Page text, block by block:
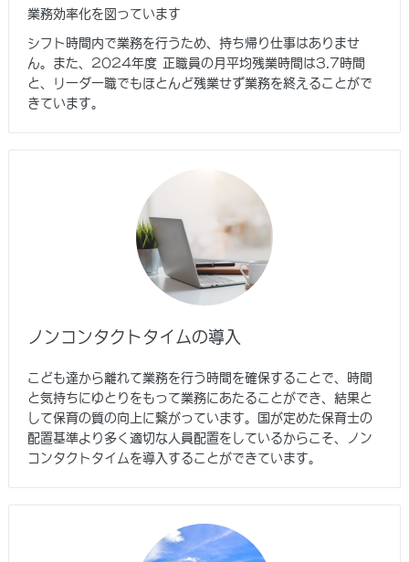
業務効率化を図っています
シフト時間内で業務を行うため、持ち帰り仕事はありませ
ん。また、2024年度 正職員の月平均残業時間は3.7時間
と、リーダー職でもほとんど残業せず業務を終えることがで
きています。
ノンコンタクトタイムの導入
こども達から離れて業務を行う時間を確保することで、時間
と気持ちにゆとりをもって業務にあたることができ、結果と
して保育の質の向上に繋がっています。国が定めた保育士の
配置基準より多く適切な人員配置をしているからこそ、ノン
コンタクトタイムを導入することができています。